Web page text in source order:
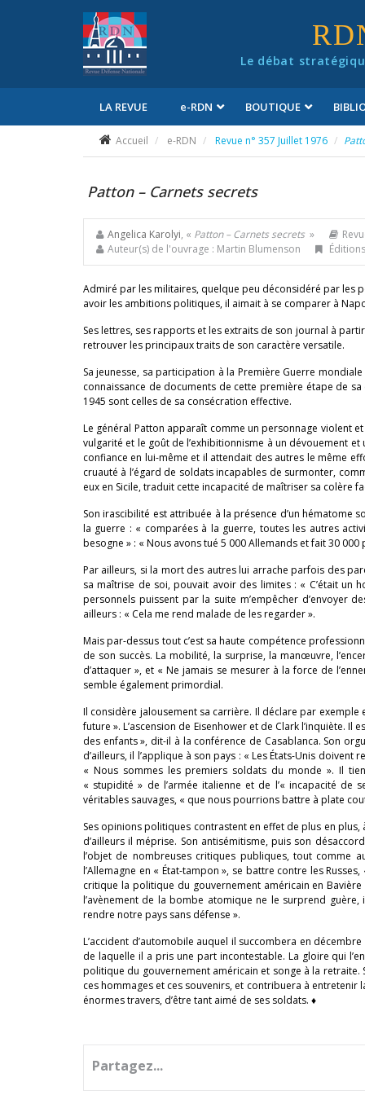
Le débat
LA REVUE e-RDN BOUTIQUE
Accueil e-RDN Revue n° 357 Juillet 1976
Patton – Carnets secrets
Angelica Karolyi, « Patton – Carnets secrets »
Auteur(s) de l'ouvrage : Martin Blumenson
Admiré par les militaires, quelque peu déconsidéré par les
avoir les ambitions politiques, il aimait à se comparer à
Ses lettres, ses rapports et les extraits de son journal à
retrouver les principaux traits de son caractère versatile.
Sa jeunesse, sa participation à la Première Guerre
connaissance de documents de cette première étape de
1945 sont celles de sa consécration effective.
Le général Patton apparaît comme un personnage violent
vulgarité et le goût de l’exhibitionnisme à un dévouement
confiance en lui-même et il attendait des autres le même
cruauté à l’égard de soldats incapables de surmonter,
eux en Sicile, traduit cette incapacité de maîtriser sa colère
Son irascibilité est attribuée à la présence d’un hématome
la guerre : « comparées à la guerre, toutes les autres
besogne » : « Nous avons tué 5 000 Allemands et fait 30
Par ailleurs, si la mort des autres lui arrache parfois des
sa maîtrise de soi, pouvait avoir des limites : « C’était un
personnels puissent par la suite m’empêcher d’envoyer
ailleurs : « Cela me rend malade de les regarder ».
Mais par-dessus tout c’est sa haute compétence
de son succès. La mobilité, la surprise, la manœuvre,
d’attaquer », et « Ne jamais se mesurer à la force de
semble également primordial.
Il considère jalousement sa carrière. Il déclare par
future ». L’ascension de Eisenhower et de Clark l’inquiète.
des enfants », dit-il à la conférence de Casablanca. Son
d’ailleurs, il l’applique à son pays : « Les États-Unis
« Nous sommes les premiers soldats du monde ». Il
« stupidité » de l’armée italienne et de l’« incapacité de
véritables sauvages, « que nous pourrions battre à plate
Ses opinions politiques contrastent en effet de plus en
d’ailleurs il méprise. Son antisémitisme, puis son
l’objet de nombreuses critiques publiques, tout comme
l’Allemagne en « État-tampon », se battre contre les
critique la politique du gouvernement américain en
l’avènement de la bombe atomique ne le surprend
rendre notre pays sans défense ».
L’accident d’automobile auquel il succombera en
de laquelle il a pris une part incontestable. La gloire qui
politique du gouvernement américain et songe à la
ces hommages et ces souvenirs, et contribuera à
énormes travers, d’être tant aimé de ses soldats. ♦
Partagez...